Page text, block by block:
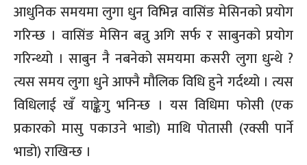
आधुनिक समयमा लुगा धुन विभिन्न वासिंङ मेसिनको प्रयोग
गरिन्छ । वासिंङ मेसिन बन्नु अगि सर्फ र साबुनको प्रयोग
गरिन्थ्यो । साबुन नै नबनेको समयमा कसरी लुगा धुन्थे ?
त्यस समय लुगा धुने आफ्नै मौलिक विधि हुने गर्दथ्यो । त्यस
विधिलाई खँ याङ्केगु भनिन्छ । यस विधिमा फोसी (एक
प्रकारको मासु पकाउने भाडो) माथि पोतासी (रक्सी पार्ने
भाडो) राखिन्छ ।